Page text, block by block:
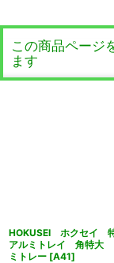
この商品ページ
ます
HOKUSEI ホクセイ
アルミトレイ 角特大
ミトレー [A41]